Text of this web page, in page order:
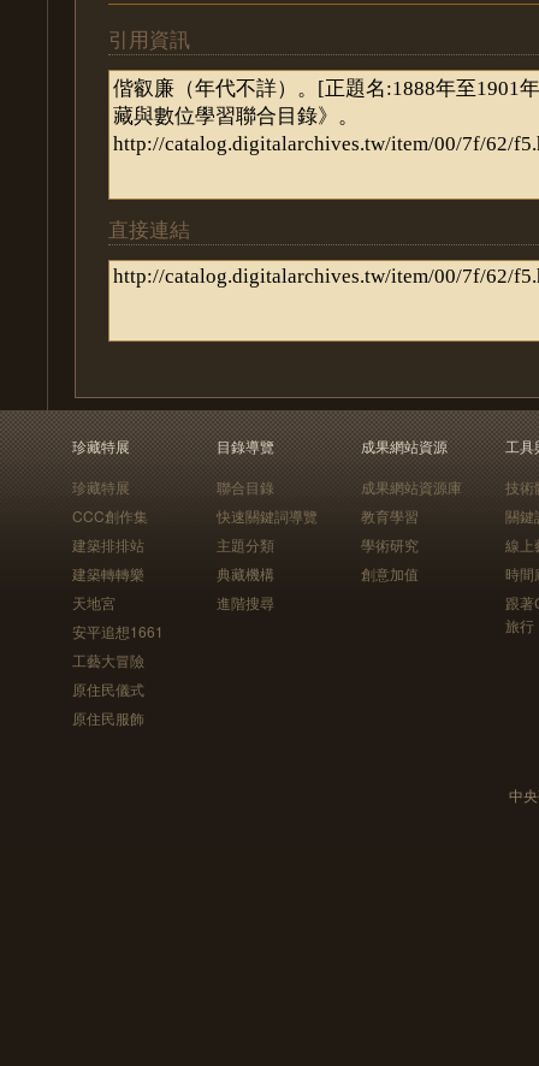
引用資訊
直接連結
珍藏特展
珍藏特展
CCC創作集
建築排排站
建築轉轉樂
天地宮
安平追想1661
工藝大冒險
原住民儀式
原住民服飾
目錄導覽
聯合目錄
快速關鍵詞導覽
主題分類
典藏機構
進階搜尋
成果網站資源
成果網站資源庫
教育學習
學術研究
創意加值
工具
技術
關鍵
線上
時間
跟
旅行
中